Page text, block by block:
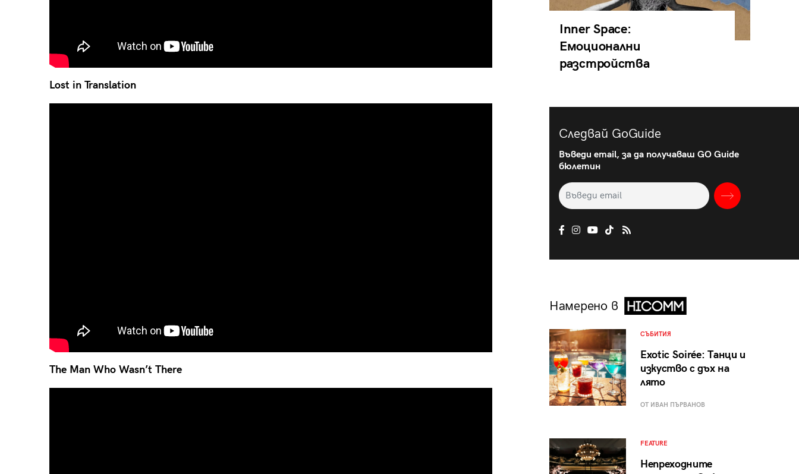
Lost in Translation
The Man Who Wasn’t There
Inner Space:
Емоционални
разстройства
Следвай GoGuide
Въведи email, за да получаваш GO Guide
бюлетин
Намерено в
СЪБИТИЯ
Exotic Soirée: Танци и
изкуство с дъх на
лято
ОТ ИВАН ПЪРВАНОВ
FEATURE
Непреходните